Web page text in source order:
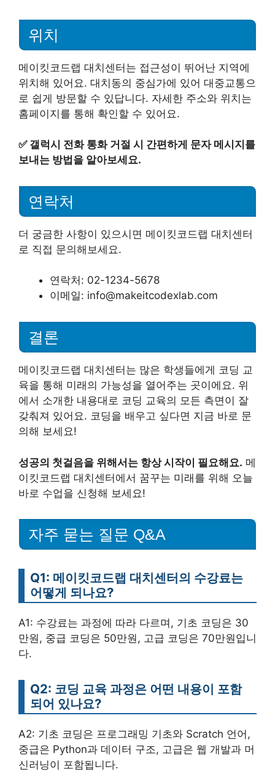
위치
메이킷코드랩 대치센터는 접근성이 뛰어난 지역에
위치해 있어요. 대치동의 중심가에 있어 대중교통으
로 쉽게 방문할 수 있답니다. 자세한 주소와 위치는
홈페이지를 통해 확인할 수 있어요.
✅ 갤럭시 전화 통화 거절 시 간편하게 문자 메시지를
보내는 방법을 알아보세요.
연락처
더 궁금한 사항이 있으시면 메이킷코드랩 대치센터
로 직접 문의해보세요.
연락처: 02-1234-5678
이메일: info@makeitcodexlab.com
결론
메이킷코드랩 대치센터는 많은 학생들에게 코딩 교
육을 통해 미래의 가능성을 열어주는 곳이에요. 위
에서 소개한 내용대로 코딩 교육의 모든 측면이 잘
갖춰져 있어요. 코딩을 배우고 싶다면 지금 바로 문
의해 보세요!
성공의 첫걸음을 위해서는 항상 시작이 필요해요. 메
이킷코드랩 대치센터에서 꿈꾸는 미래를 위해 오늘
바로 수업을 신청해 보세요!
자주 묻는 질문 Q&A
Q1: 메이킷코드랩 대치센터의 수강료는
어떻게 되나요?
A1: 수강료는 과정에 따라 다르며, 기초 코딩은 30
만원, 중급 코딩은 50만원, 고급 코딩은 70만원입니
다.
Q2: 코딩 교육 과정은 어떤 내용이 포함
되어 있나요?
A2: 기초 코딩은 프로그래밍 기초와 Scratch 언어,
중급은 Python과 데이터 구조, 고급은 웹 개발과 머
신러닝이 포함됩니다.